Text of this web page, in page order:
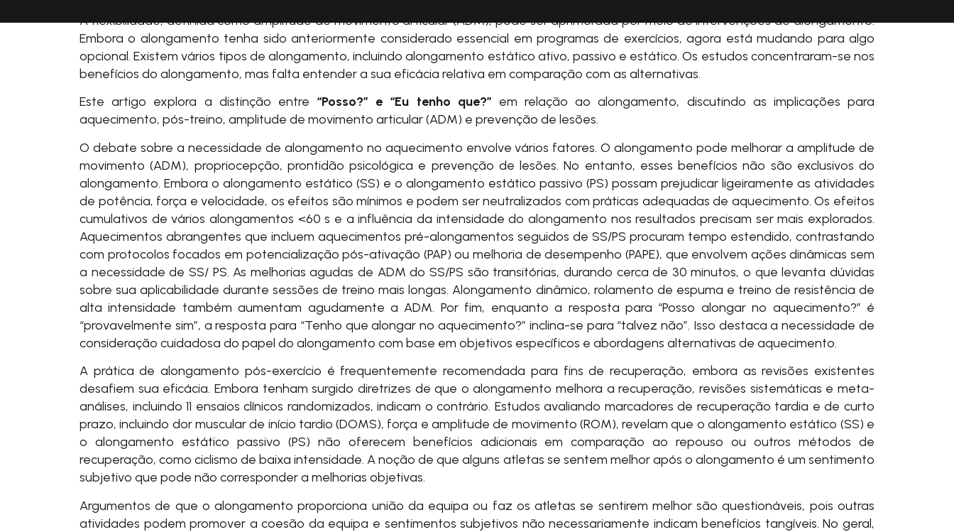
A flexibilidade, definida como amplitude de movimento articular (ADM), pode ser aprimorada por meio de intervenções de alongamento.
Embora o alongamento tenha sido anteriormente considerado essencial em programas de exercícios, agora está mudando para algo
opcional. Existem vários tipos de alongamento, incluindo alongamento estático ativo, passivo e estático. Os estudos concentraram-se nos
benefícios do alongamento, mas falta entender a sua eficácia relativa em comparação com as alternativas.
Este artigo explora a distinção entre “Posso?” e “Eu tenho que?” em relação ao alongamento, discutindo as implicações para
aquecimento, pós-treino, amplitude de movimento articular (ADM) e prevenção de lesões.
O debate sobre a necessidade de alongamento no aquecimento envolve vários fatores. O alongamento pode melhorar a amplitude de
movimento (ADM), propriocepção, prontidão psicológica e prevenção de lesões. No entanto, esses benefícios não são exclusivos do
alongamento. Embora o alongamento estático (SS) e o alongamento estático passivo (PS) possam prejudicar ligeiramente as atividades
de potência, força e velocidade, os efeitos são mínimos e podem ser neutralizados com práticas adequadas de aquecimento. Os efeitos
cumulativos de vários alongamentos <60 s e a influência da intensidade do alongamento nos resultados precisam ser mais explorados.
Aquecimentos abrangentes que incluem aquecimentos pré-alongamentos seguidos de SS/PS procuram tempo estendido, contrastando
com protocolos focados em potencialização pós-ativação (PAP) ou melhoria de desempenho (PAPE), que envolvem ações dinâmicas sem
a necessidade de SS/ PS. As melhorias agudas de ADM do SS/PS são transitórias, durando cerca de 30 minutos, o que levanta dúvidas
sobre sua aplicabilidade durante sessões de treino mais longas. Alongamento dinâmico, rolamento de espuma e treino de resistência de
alta intensidade também aumentam agudamente a ADM. Por fim, enquanto a resposta para “Posso alongar no aquecimento?” é
“provavelmente sim”, a resposta para “Tenho que alongar no aquecimento?” inclina-se para “talvez não”. Isso destaca a necessidade de
consideração cuidadosa do papel do alongamento com base em objetivos específicos e abordagens alternativas de aquecimento.
A prática de alongamento pós-exercício é frequentemente recomendada para fins de recuperação, embora as revisões existentes
desafiem sua eficácia. Embora tenham surgido diretrizes de que o alongamento melhora a recuperação, revisões sistemáticas e meta-
análises, incluindo 11 ensaios clínicos randomizados, indicam o contrário. Estudos avaliando marcadores de recuperação tardia e de curto
prazo, incluindo dor muscular de início tardio (DOMS), força e amplitude de movimento (ROM), revelam que o alongamento estático (SS) e
o alongamento estático passivo (PS) não oferecem benefícios adicionais em comparação ao repouso ou outros métodos de
recuperação, como ciclismo de baixa intensidade. A noção de que alguns atletas se sentem melhor após o alongamento é um sentimento
subjetivo que pode não corresponder a melhorias objetivas.
Argumentos de que o alongamento proporciona união da equipa ou faz os atletas se sentirem melhor são questionáveis, pois outras
atividades podem promover a coesão da equipa e sentimentos subjetivos não necessariamente indicam benefícios tangíveis. No geral,